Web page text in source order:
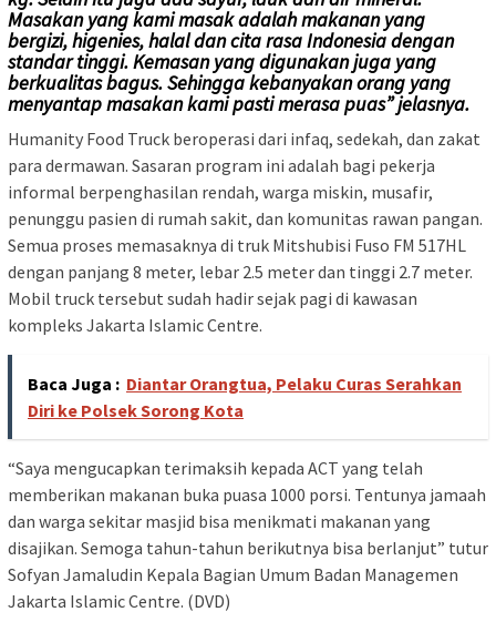
Masakan yang kami masak adalah makanan yang
bergizi, higenies, halal dan cita rasa Indonesia dengan
standar tinggi. Kemasan yang digunakan juga yang
berkualitas bagus. Sehingga kebanyakan orang yang
menyantap masakan kami pasti merasa puas” jelasnya.
Humanity Food Truck beroperasi dari infaq, sedekah, dan zakat
para dermawan. Sasaran program ini adalah bagi pekerja
informal berpenghasilan rendah, warga miskin, musafir,
penunggu pasien di rumah sakit, dan komunitas rawan pangan.
Semua proses memasaknya di truk Mitshubisi Fuso FM 517HL
dengan panjang 8 meter, lebar 2.5 meter dan tinggi 2.7 meter.
Mobil truck tersebut sudah hadir sejak pagi di kawasan
kompleks Jakarta Islamic Centre.
Baca Juga : Diantar Orangtua, Pelaku Curas Serahkan
Diri ke Polsek Sorong Kota
“Saya mengucapkan terimaksih kepada ACT yang telah
memberikan makanan buka puasa 1000 porsi. Tentunya jamaah
dan warga sekitar masjid bisa menikmati makanan yang
disajikan. Semoga tahun-tahun berikutnya bisa berlanjut” tutur
Sofyan Jamaludin Kepala Bagian Umum Badan Managemen
Jakarta Islamic Centre. (DVD)